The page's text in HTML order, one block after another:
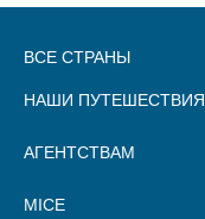
ВСЕ СТРАНЫ
НАШИ ПУТЕШЕСТВИЯ
АГЕНТСТВАМ
MICE